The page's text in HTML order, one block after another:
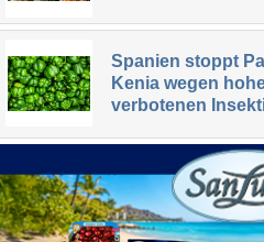
Spanien stoppt
Kenia wegen
verbotenen